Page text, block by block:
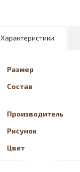
Характеристики
Размер
Состав
Производитель
Рисунок
Цвет